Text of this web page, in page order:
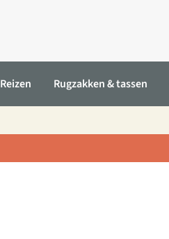
Reizen Rugzakken & tassen